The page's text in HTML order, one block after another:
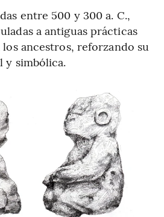
entre 500 y 300 a. C.,
a antiguas prácticas
ancestros, reforzando su
y simbólica.